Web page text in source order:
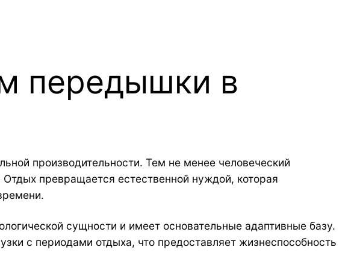
передышки в
производительности. Тем не менее человеческий
превращается естественной нуждой, которая
сущности и имеет основательные адаптивные базу.
с периодами отдыха, что предоставляет жизнеспособность